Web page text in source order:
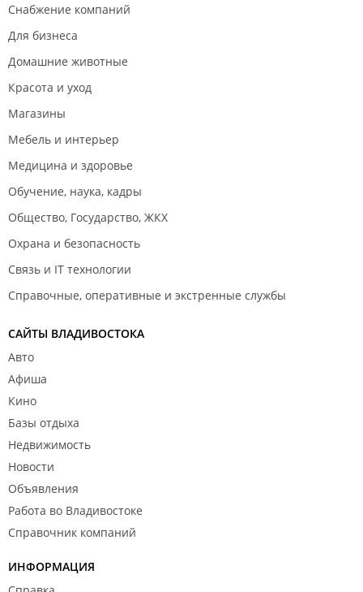
Снабжение компаний
Для бизнеса
Домашние животные
Красота и уход
Магазины
Мебель и интерьер
Медицина и здоровье
Обучение, наука, кадры
Общество, Государство, ЖКХ
Охрана и безопасность
Связь и IT технологии
Справочные, оперативные и экстренные службы
САЙТЫ ВЛАДИВОСТОКА
Авто
Афиша
Кино
Базы отдыха
Недвижимость
Новости
Объявления
Работа во Владивостоке
Справочник компаний
ИНФОРМАЦИЯ